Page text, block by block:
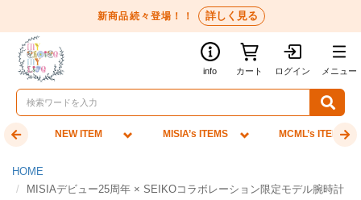
新商品続々登場！！ 詳しく見る
info カート ログイン メニュー
NEW ITEM MISIA’s ITEMS MCML’s ITEMS
HOME
MISIAデビュー25周年 × SEIKOコラボレーション限定モデル腕時計